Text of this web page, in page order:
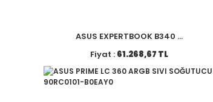
ASUS EXPERTBOOK B340 ...
Fiyat : 61.268,67 TL